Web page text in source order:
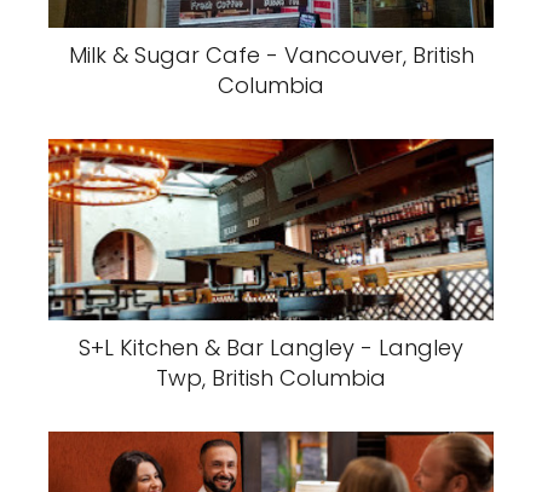
Milk & Sugar Cafe - Vancouver, British
Columbia
S+L Kitchen & Bar Langley - Langley
Twp, British Columbia